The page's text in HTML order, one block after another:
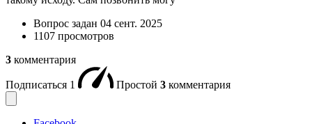
Вопрос задан 04 сент. 2025
1107 просмотров
3 комментария
Подписаться 1 Простой 3 комментария